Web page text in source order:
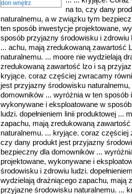
na to, czy dany
naturalnemu, a w związku tym
ten sposób inwestycje projektowane,
sposób przyjazny środowisku i zdrowiu
... achu, mają zredukowaną zawartość
naturalnemu. ... moore nie wydzielają
zredukowaną zawartość lzo i są
kryjące. coraz częściej zwracamy
jest przyjazny środowisku
domowników ... wyróżnia w ten sposób
wykonywane i eksploatowane w
ludzi. dopełnieniem linii produktowej ...
zapachu, mają zredukowaną
naturalnemu. ... kryjące. coraz
czy dany produkt jest przyjazny
bezpieczny dla domowników ...
projektowane, wykonywane i
środowisku i zdrowiu ludzi.
wydzielają drażniącego zapachu, mają
przyjazne środowisku naturalnemu. ...